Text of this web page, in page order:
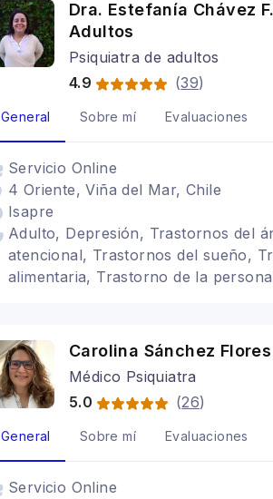
Dra. Estefanía Chávez
Adultos
Psiquiatra de adultos
4.9
(39)
General Sobre mí Evaluaciones
Servicio Online
4 Oriente, Viña del Mar, Chile
Isapre
Adulto, Depresión, Trastornos del
atencional, Trastornos del sueño,
alimentaria, Trastorno de la
Carolina Sánchez Flores
Médico Psiquiatra
5.0
(26)
General Sobre mí Evaluaciones
Servicio Online